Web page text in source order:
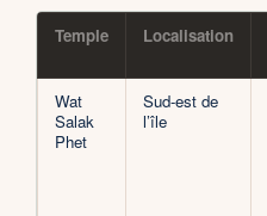
Temple Localisation
Wat
Salak
Phet
Sud-est de
l’île